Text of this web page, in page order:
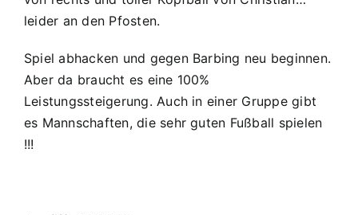
leider an den Pfosten.
Spiel abhacken und gegen Barbing neu beginnen.
Aber da braucht es eine 100%
Leistungssteigerung. Auch in einer Gruppe gibt
es Mannschaften, die sehr guten Fußball spielen
!!!